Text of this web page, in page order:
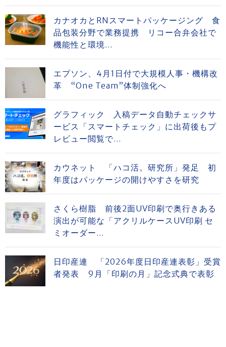
カナオカとRNスマートパッケージング 食
品包装分野で業務提携 リコー合弁会社で
機能性と環境...
エプソン、4月1日付で大規模人事・機構改
革 “One Team”体制強化へ
グラフィック 入稿データ自動チェックサ
ービス「スマートチェック」に出荷後もプ
レビュー閲覧で...
カウネット 「ハコ活。研究所」発足 初
年度はパッケージの開けやすさを研究
さくら樹脂 前後2面UV印刷で奥行きある
演出が可能な「アクリルケースUV印刷 セ
ミオーダー...
日印産連 「2026年度日印産連表彰」受賞
者発表 9月「印刷の月」記念式典で表彰